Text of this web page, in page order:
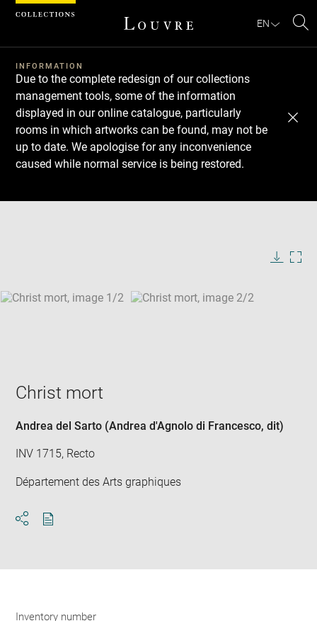
EN
INFORMATION
Due to the complete redesign of our collections
management tools, some of the information
displayed in our online catalogue, particularly
rooms in which artworks can be found, may not be
up to date. We apologise for any inconvenience
caused while normal service is being restored.
SKIP IMAGE CAROUSEL
Download
Next
Previous
Christ mort
Andrea del Sarto (Andrea d'Agnolo di Francesco, dit)
INV 1715, Recto
Département des Arts graphiques
Inventory number
Cookies management panel